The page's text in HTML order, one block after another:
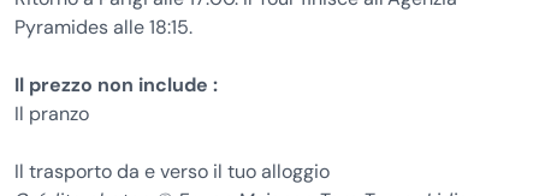
Pyramides alle 18:15.
Il prezzo non include :
Il pranzo
Il trasporto da e verso il tuo alloggio